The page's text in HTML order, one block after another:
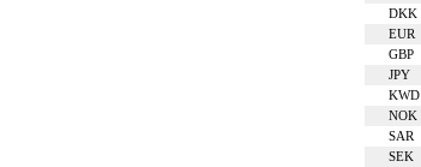
DKK
EUR
GBP
JPY
KWD
NOK
SAR
SEK